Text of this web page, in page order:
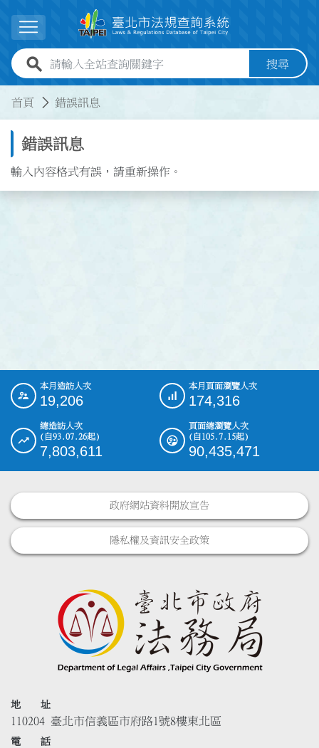
展開選單
全站查詢關鍵字欄位 搜尋
首頁 錯誤訊息
錯誤訊息
輸入內容格式有誤，請重新操作。
::: 本月造訪人次
19,206
本月頁面瀏覽人次
174,316
總造訪人次
(自93.07.26起)
7,803,611
頁面總瀏覽人次
(自105.7.15起)
90,435,471
政府網站資料開放宣告
隱私權及資訊安全政策
地 址
110204 臺北市信義區市府路1號8樓東北區
電 話